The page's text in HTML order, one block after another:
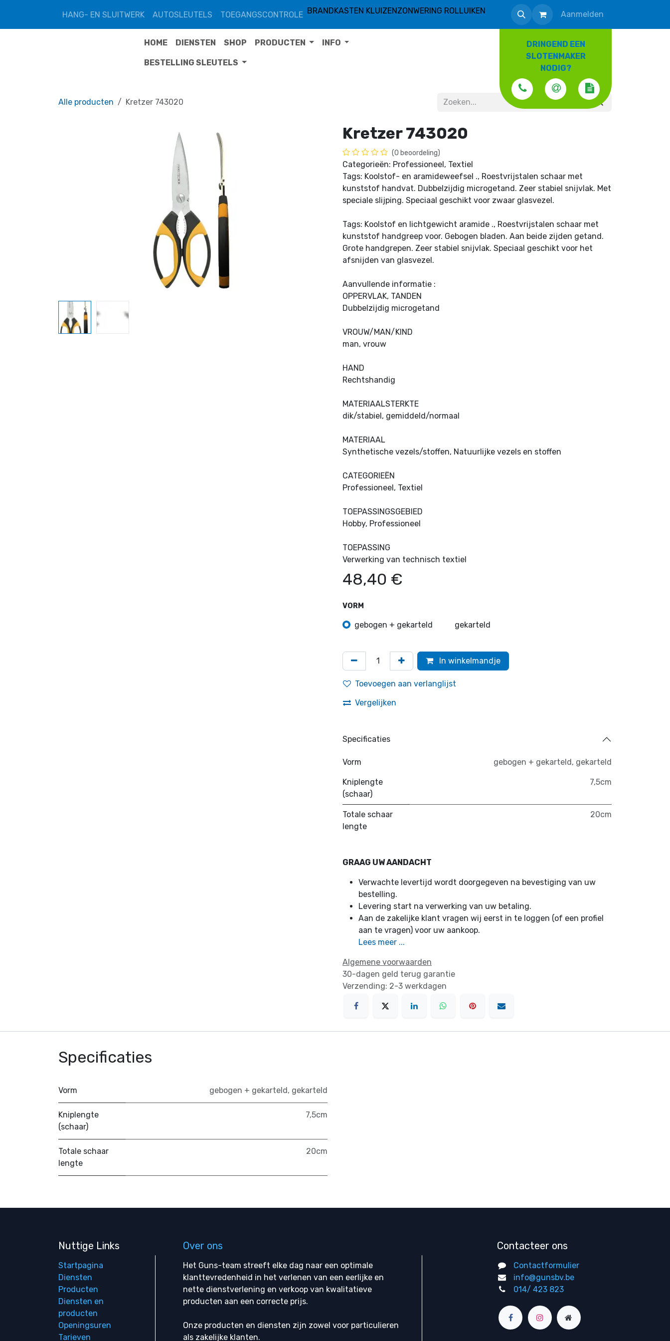
HANG- EN SLUITWERK
AUTOSLEUTELS TOEGANGSCONTROLE BRANDKASTEN KLUIZENZONWERING ROLLUIKEN Aanmelden
DRINGEND EEN
SLOTENMAKER
NODIG?
HOME DIENSTEN SHOP PRODUCTEN INFO
BESTELLING SLEUTELS
Alle producten Kretzer 743020
Kretzer 743020
(0 beoordeling)
Categorieën: Professioneel, Textiel
Tags: Koolstof- en aramideweefsel ., Roestvrijstalen schaar met
kunststof handvat. Dubbelzijdig microgetand. Zeer stabiel snijvlak. Met
speciale slijping. Speciaal geschikt voor zwaar glasvezel.
Tags: Koolstof en lichtgewicht aramide ., Roestvrijstalen schaar met
kunststof handgreep voor. Gebogen bladen. Aan beide zijden getand.
Grote handgrepen. Zeer stabiel snijvlak. Speciaal geschikt voor het
afsnijden van glasvezel.
Aanvullende informatie :
OPPERVLAK, TANDEN
Dubbelzijdig microgetand
VROUW/MAN/KIND
man, vrouw
HAND
Rechtshandig
MATERIAALSTERKTE
dik/stabiel, gemiddeld/normaal
MATERIAAL
Synthetische vezels/stoffen, Natuurlijke vezels en stoffen
CATEGORIEËN
Professioneel, Textiel
TOEPASSINGSGEBIED
Hobby, Professioneel
TOEPASSING
Verwerking van technisch textiel
48,40 €
VORM
gebogen + gekarteld gekarteld
In winkelmandje
Toevoegen aan verlanglijst
Vergelijken
Specificaties
Vorm gebogen + gekarteld, gekarteld
Kniplengte
(schaar)
7,5cm
Totale schaar
lengte
20cm
GRAAG UW AANDACHT
Verwachte levertijd wordt doorgegeven na bevestiging van uw
bestelling.
Levering start na verwerking van uw betaling.
Aan de zakelijke klant vragen wij eerst in te loggen (of een profiel
aan te vragen) voor uw aankoop.
Lees meer ...
Algemene voorwaarden
30-dagen geld terug garantie
Verzending: 2-3 werkdagen
Specificaties
Vorm gebogen + gekarteld , gekarteld
Kniplengte
(schaar)
7,5cm
Totale schaar
lengte
20cm
Nuttige Links
Startpagina
Diensten
Producten
Diensten en
producten
Openingsuren
Tarieven
Over ons
Het Guns-team streeft elke dag naar een optimale
klanttevredenheid in het verlenen van een eerlijke en
nette dienstverlening en verkoop van kwalitatieve
producten aan een correcte prijs.
Onze producten en diensten zijn zowel voor particulieren
als zakelijke klanten.
Contacteer ons
Contactformulier
info@gunsbv.be
014/ 423 823